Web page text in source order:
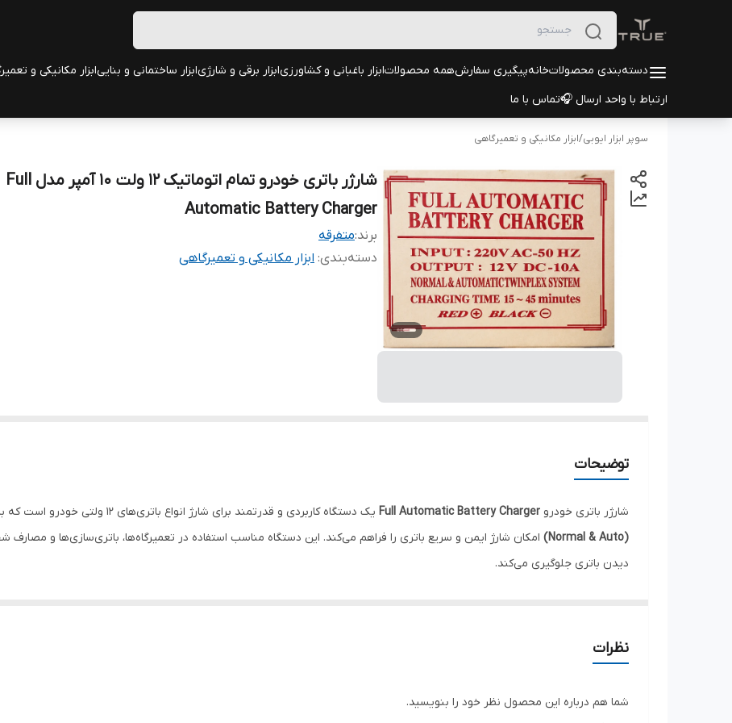
دسته‌بندی محصولاتخانهپیگیری سفارشهمه محصولاتابزار باغبانی و کشاورزیابزار برقی و شارژیابزار ساختمانی و بناییابزار مکانیکی و
ارتباط با واحد ارسال 🎧تماس با ما
سوپر ابزار ایوبی/ابزار مکانیکی و تعمیرگاهی
شارژر باتری خودرو تمام اتوماتیک ۱۲ ولت ۱۰ آمپر مدل Full
Automatic Battery Charger
برند:متفرقه
دسته‌بندی: ابزار مکانیکی و تعمیرگاهی
توضیحات
شارژر باتری خودرو Full Automatic Battery Charger یک دستگاه کاربردی و قدرتمند برای شارژ انواع باتری‌های ۱۲ ولتی خودرو است که با بهره‌گیری از سیستم
(Normal & Auto)
امکان شارژ ایمن و سریع باتری را فراهم می‌کند. این دستگاه مناسب استفاده در تعمیرگاه‌ها، باتری‌سازی‌ها و
دیدن باتری جلوگیری می‌کند.
بدنه مقاوم، نشانگرهای وضعیت، کلید انتخاب حالت کاری و گیره‌های اتصال با رنگ‌بندی استاندارد (قرمز مثبت و مشکی منفی) باعث
شده است.
نظرات
شما هم درباره این محصول نظر خود را بنویسید.